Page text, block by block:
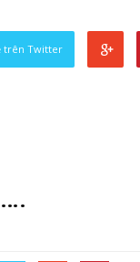
trên Twitter